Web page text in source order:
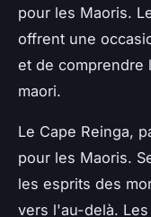
pour les Maoris.
offrent une
et de comprendre
maori.
Le Cape Reinga,
pour les Maoris.
les esprits des
vers l'au-delà.